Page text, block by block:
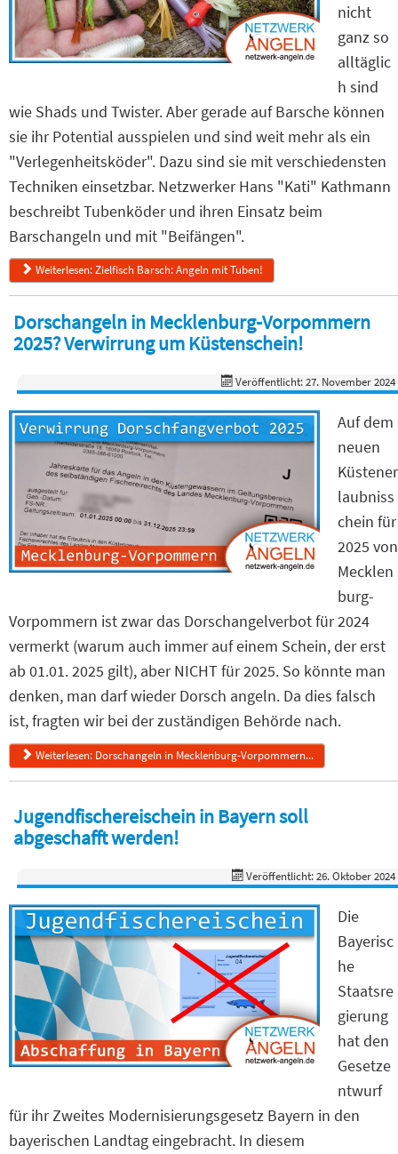
nicht
ganz so
alltäglic
h sind
wie Shads und Twister. Aber gerade auf Barsche können
sie ihr Potential ausspielen und sind weit mehr als ein
"Verlegenheitsköder". Dazu sind sie mit verschiedensten
Techniken einsetzbar. Netzwerker Hans "Kati" Kathmann
beschreibt Tubenköder und ihren Einsatz beim
Barschangeln und mit "Beifängen".
Weiterlesen: Zielfisch Barsch: Angeln mit Tuben!
Dorschangeln in Mecklenburg-Vorpommern
2025? Verwirrung um Küstenschein!
Veröffentlicht: 27. November 2024
Auf dem
neuen
Küstener
laubniss
chein für
2025 von
Mecklen
burg-
Vorpommern ist zwar das Dorschangelverbot für 2024
vermerkt (warum auch immer auf einem Schein, der erst
ab 01.01. 2025 gilt), aber NICHT für 2025. So könnte man
denken, man darf wieder Dorsch angeln. Da dies falsch
ist, fragten wir bei der zuständigen Behörde nach.
Weiterlesen: Dorschangeln in Mecklenburg-Vorpommern...
Jugendfischereischein in Bayern soll
abgeschafft werden!
Veröffentlicht: 26. Oktober 2024
Die
Bayerisc
he
Staatsre
gierung
hat den
Gesetze
ntwurf
für ihr Zweites Modernisierungsgesetz Bayern in den
bayerischen Landtag eingebracht. In diesem